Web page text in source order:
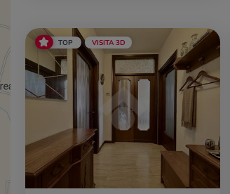
TOP VISITA 3D